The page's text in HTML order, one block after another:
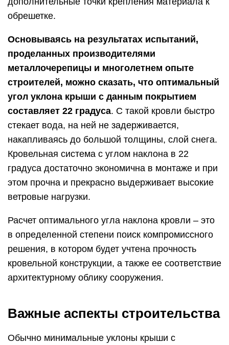
обрешетке.
Основываясь на результатах испытаний,
проделанных производителями
металлочерепицы и многолетнем опыте
строителей, можно сказать, что оптимальный
угол уклона крыши с данным покрытием
составляет 22 градуса. С такой кровли быстро
стекает вода, на ней не задерживается,
накапливаясь до большой толщины, слой снега.
Кровельная система с углом наклона в 22
градуса достаточно экономична в монтаже и при
этом прочна и прекрасно выдерживает высокие
ветровые нагрузки.
Расчет оптимального угла наклона кровли – это
в определенной степени поиск компромиссного
решения, в котором будет учтена прочность
кровельной конструкции, а также ее соответствие
архитектурному облику сооружения.
Важные аспекты строительства
Обычно минимальные уклоны крыши с